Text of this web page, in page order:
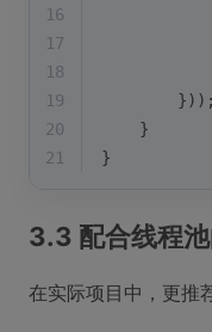
16
17
18
19
        }));
20
    }
21
}
3.3 配合线程
在实际项目中，更推